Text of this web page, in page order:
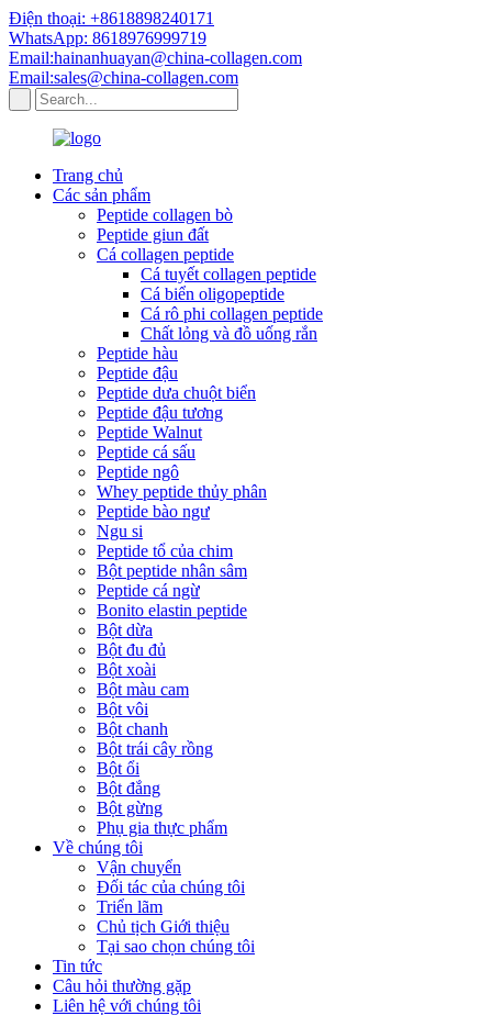
Điện thoại: +8618898240171
WhatsApp: 8618976999719
Email:hainanhuayan@china-collagen.com
Email:sales@china-collagen.com
Trang chủ
Các sản phẩm
Peptide collagen bò
Peptide giun đất
Cá collagen peptide
Cá tuyết collagen peptide
Cá biển oligopeptide
Cá rô phi collagen peptide
Chất lỏng và đồ uống rắn
Peptide hàu
Peptide đậu
Peptide dưa chuột biển
Peptide đậu tương
Peptide Walnut
Peptide cá sấu
Peptide ngô
Whey peptide thủy phân
Peptide bào ngư
Ngu si
Peptide tổ của chim
Bột peptide nhân sâm
Peptide cá ngừ
Bonito elastin peptide
Bột dừa
Bột đu đủ
Bột xoài
Bột màu cam
Bột vôi
Bột chanh
Bột trái cây rồng
Bột ổi
Bột đắng
Bột gừng
Phụ gia thực phẩm
Về chúng tôi
Vận chuyển
Đối tác của chúng tôi
Triển lãm
Chủ tịch Giới thiệu
Tại sao chọn chúng tôi
Tin tức
Câu hỏi thường gặp
Liên hệ với chúng tôi